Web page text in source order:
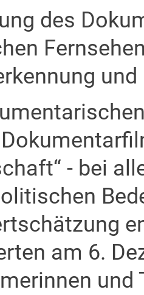
des
und
- bei
am 6.
und